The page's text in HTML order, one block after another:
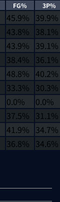
FG% 3P%
45.9% 39.9%
43.8% 38.1%
43.9% 39.1%
38.4% 36.1%
48.8% 40.2%
33.3% 30.3%
0.0%
0.0%
37.5% 31.1%
41.9% 34.7%
36.8% 34.6%